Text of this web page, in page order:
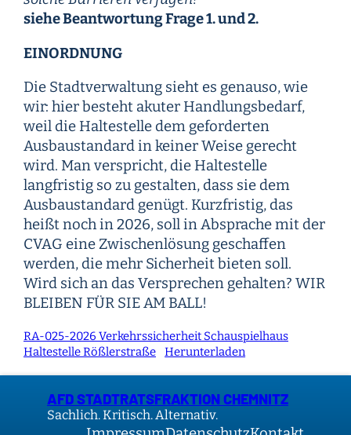
siehe Beantwortung Frage 1. und 2.
EINORDNUNG
Die Stadtverwaltung sieht es genauso, wie
wir: hier besteht akuter Handlungsbedarf,
weil die Haltestelle dem geforderten
Ausbaustandard in keiner Weise gerecht
wird. Man verspricht, die Haltestelle
langfristig so zu gestalten, dass sie dem
Ausbaustandard genügt. Kurzfristig, das
heißt noch in 2026, soll in Absprache mit der
CVAG eine Zwischenlösung geschaffen
werden, die mehr Sicherheit bieten soll.
Wird sich an das Versprechen gehalten? WIR
BLEIBEN FÜR SIE AM BALL!
RA-025-2026 Verkehrssicherheit Schauspielhaus
Haltestelle Rößlerstraße
Herunterladen
AFD STADTRATSFRAKTION CHEMNITZ
Sachlich. Kritisch. Alternativ.